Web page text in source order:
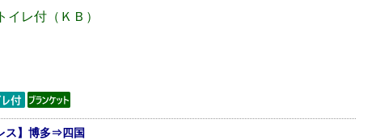
イレ付（ＫＢ）
ス】博多⇒四国